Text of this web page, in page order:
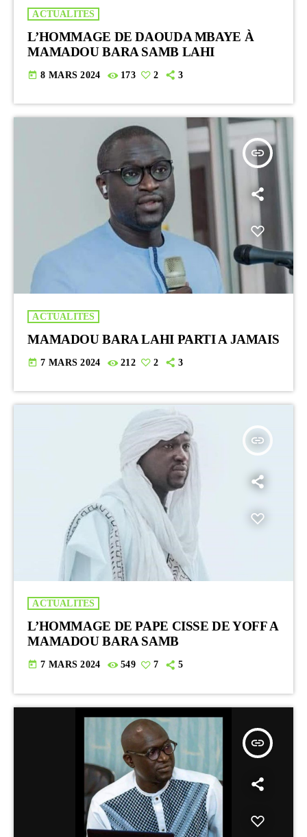
ACTUALITES
L’HOMMAGE DE DAOUDA MBAYE À
MAMADOU BARA SAMB LAHI
today 8 MARS 2024 173 2 3
insert_link
ACTUALITES
MAMADOU BARA LAHI PARTI A JAMAIS
today 7 MARS 2024 212 2 3
insert_link
ACTUALITES
L’HOMMAGE DE PAPE CISSE DE YOFF A
MAMADOU BARA SAMB
today 7 MARS 2024 549 7 5
insert_link